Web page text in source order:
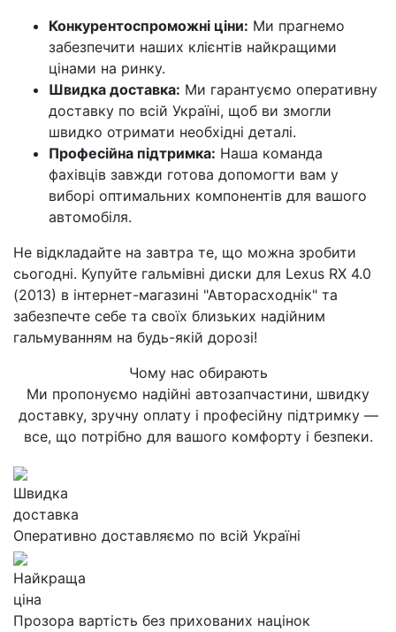
Конкурентоспроможні ціни: Ми прагнемо
забезпечити наших клієнтів найкращими
цінами на ринку.
Швидка доставка: Ми гарантуємо оперативну
доставку по всій Україні, щоб ви змогли
швидко отримати необхідні деталі.
Професійна підтримка: Наша команда
фахівців завжди готова допомогти вам у
виборі оптимальних компонентів для вашого
автомобіля.
Не відкладайте на завтра те, що можна зробити
сьогодні. Купуйте гальмівні диски для Lexus RX 4.0
(2013) в інтернет-магазині "Авторасходнік" та
забезпечте себе та своїх близьких надійним
гальмуванням на будь-якій дорозі!
Чому нас обирають
Ми пропонуємо надійні автозапчастини, швидку
доставку, зручну оплату і професійну підтримку —
все, що потрібно для вашого комфорту і безпеки.
Швидка
доставка
Оперативно доставляємо по всій Україні
Найкраща
ціна
Прозора вартість без прихованих націнок